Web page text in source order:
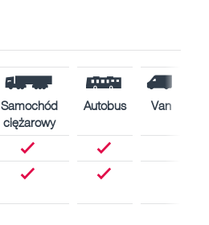
Samochód
ciężarowy
Autobus Van